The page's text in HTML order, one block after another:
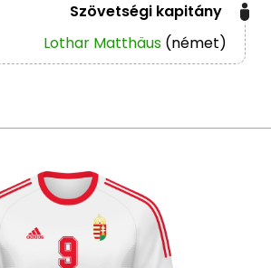
Szövetségi kapitány
Lothar Matthäus (német)